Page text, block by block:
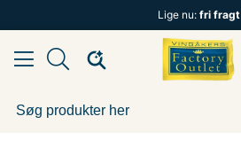
Lige nu: fri fragt